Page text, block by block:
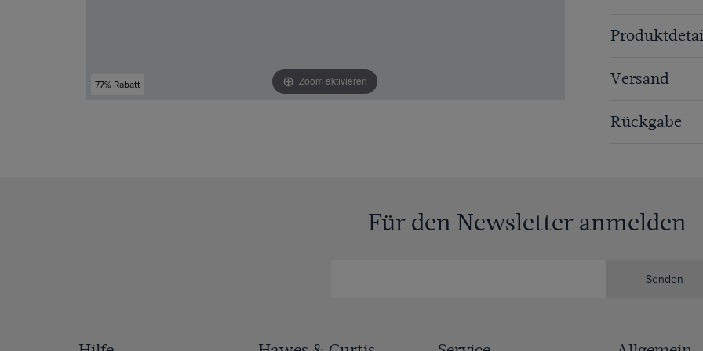
77% Rabatt Zoom aktivieren Versand
Rückgabe
Für den Newsletter anmelden
Senden